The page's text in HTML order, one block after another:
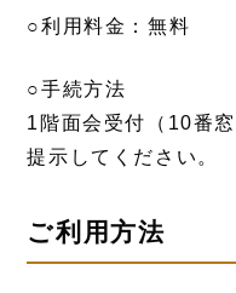
○利用料金：無料
○手続方法
1階面会受付（10番
提示してください。
ご利用方法